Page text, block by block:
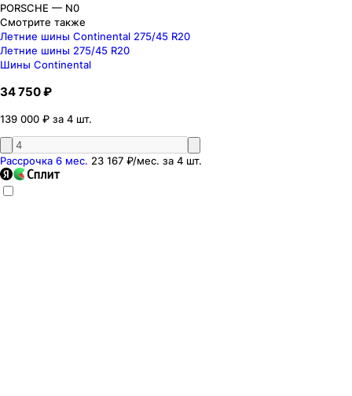
PORSCHE — N0
Смотрите также
Летние шины Continental 275/45 R20
Летние шины 275/45 R20
Шины Continental
34 750 ₽
139 000 ₽ за 4 шт.
Рассрочка 6 мес. 23 167 ₽/мес. за 4 шт.